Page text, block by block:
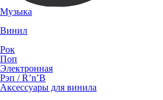
Музыка
Винил
Рок
Поп
Электронная
Рэп / R’n’B
Аксессуары для винила